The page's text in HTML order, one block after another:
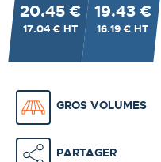
20.45 €
17.04 € HT
19.43 €
16.19 € HT
GROS VOLUMES
PARTAGER